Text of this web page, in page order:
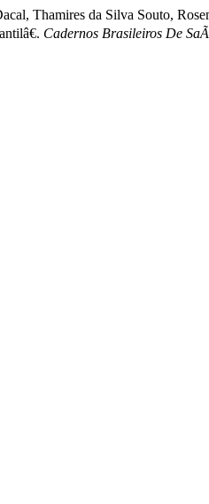
Thamires da Silva Souto,
Cadernos Brasileiros De